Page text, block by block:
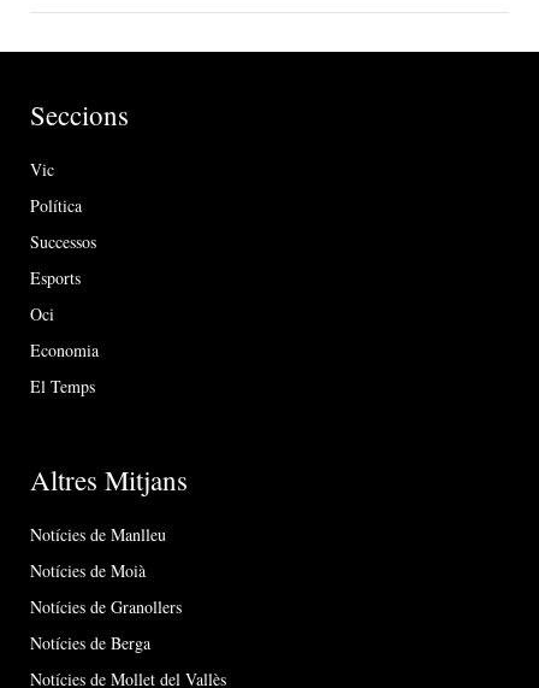
Seccions
Vic
Política
Successos
Esports
Oci
Economia
El Temps
Altres Mitjans
Notícies de Manlleu
Notícies de Moià
Notícies de Granollers
Notícies de Berga
Notícies de Mollet del Vallès